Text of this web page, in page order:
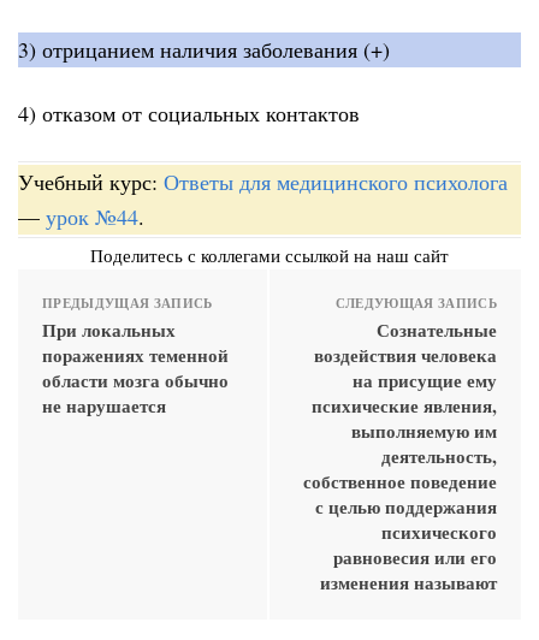
3) отрицанием наличия заболевания (+)
4) отказом от социальных контактов
Учебный курс: Ответы для медицинского психолога
— урок №44.
Поделитесь с коллегами ссылкой на наш сайт
ПРЕДЫДУЩАЯ ЗАПИСЬ
При локальных
поражениях теменной
области мозга обычно
не нарушается
СЛЕДУЮЩАЯ ЗАПИСЬ
Сознательные
воздействия человека
на присущие ему
психические явления,
выполняемую им
деятельность,
собственное поведение
с целью поддержания
психического
равновесия или его
изменения называют